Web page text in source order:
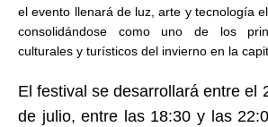
el evento llenará de luz, arte y tecnología
consolidándose como uno de los
culturales y turísticos del invierno en la
El festival se desarrollará entre el
de julio, entre las 18:30 y las